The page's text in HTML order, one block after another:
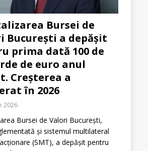
Bursei de
București a depășit
prima dată 100 de
de euro anul
Creșterea a
în 2026
2026
Bursei de Valori București,
și sistemul multilateral
(SMT), a depășit pentru